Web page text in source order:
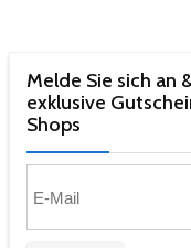
Melde Sie sich an
exklusive
Shops​